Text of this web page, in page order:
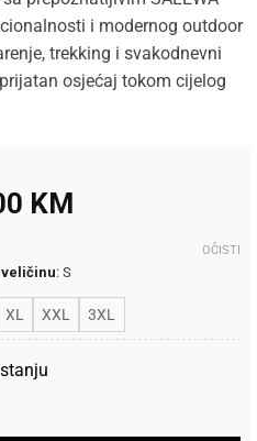
i modernog outdoor
trekking i svakodnevni
osjećaj tokom cijelog
KM
: S
XL XXL 3XL
OČISTI